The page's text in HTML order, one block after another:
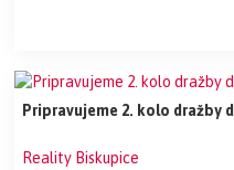
Pripravujeme 2. kolo dražby
Reality Biskupice